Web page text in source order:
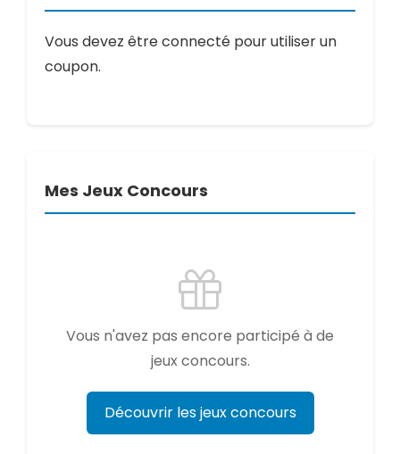
Vous devez être connecté pour utiliser un
coupon.
Mes Jeux Concours
Vous n'avez pas encore participé à de
jeux concours.
Découvrir les jeux concours